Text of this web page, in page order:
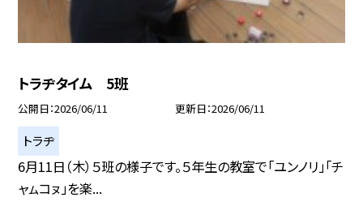
トラヂタイム 5班
公開日 2026/06/11 更新日 2026/06/11
トラヂ
6月11日（木）５班の様子です。５年生の教室で「ユンノリ」「チ
ャㇺコㇴ」を楽...